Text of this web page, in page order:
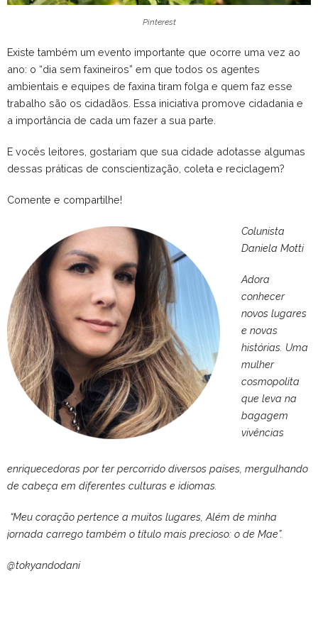
Pinterest
Existe também um evento importante que ocorre uma vez ao
ano: o “dia sem faxineiros” em que todos os agentes
ambientais e equipes de faxina tiram folga e quem faz esse
trabalho são os cidadãos. Essa iniciativa promove cidadania e
a importância de cada um fazer a sua parte.
E vocês leitores, gostariam que sua cidade adotasse algumas
dessas práticas de conscientização, coleta e reciclagem?
Comente e compartilhe!
Colunista
Daniela Motti
Adora
conhecer
novos lugares
e novas
histórias. Uma
mulher
cosmopolita
que leva na
bagagem
vivências
enriquecedoras por ter percorrido diversos países, mergulhando
de cabeça em diferentes culturas e idiomas.
“Meu coração pertence a muitos lugares, Além de minha
jornada carrego também o título mais precioso: o de Mae”.
@tokyandodani